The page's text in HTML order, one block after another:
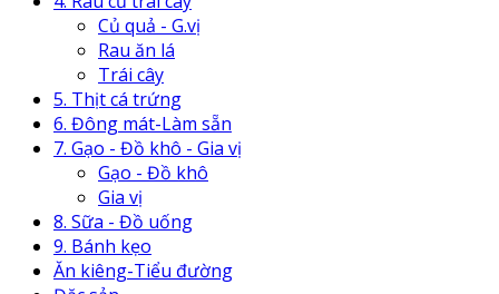
Củ quả - G.vị
Rau ăn lá
Trái cây
5. Thịt cá trứng
6. Đông mát-Làm sẵn
7. Gạo - Đồ khô - Gia vị
Gạo - Đồ khô
Gia vị
8. Sữa - Đồ uống
9. Bánh kẹo
Ăn kiêng-Tiểu đường